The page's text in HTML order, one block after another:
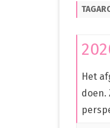
Het
doen.